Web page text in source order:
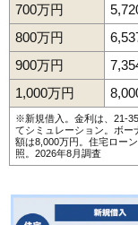
700万円
800万円
900万円
1,000万円
※新規借入。金利は、21-
てシミュレーション。ボー
額は8,000万円。 住宅ロー
照。2026年8月調査